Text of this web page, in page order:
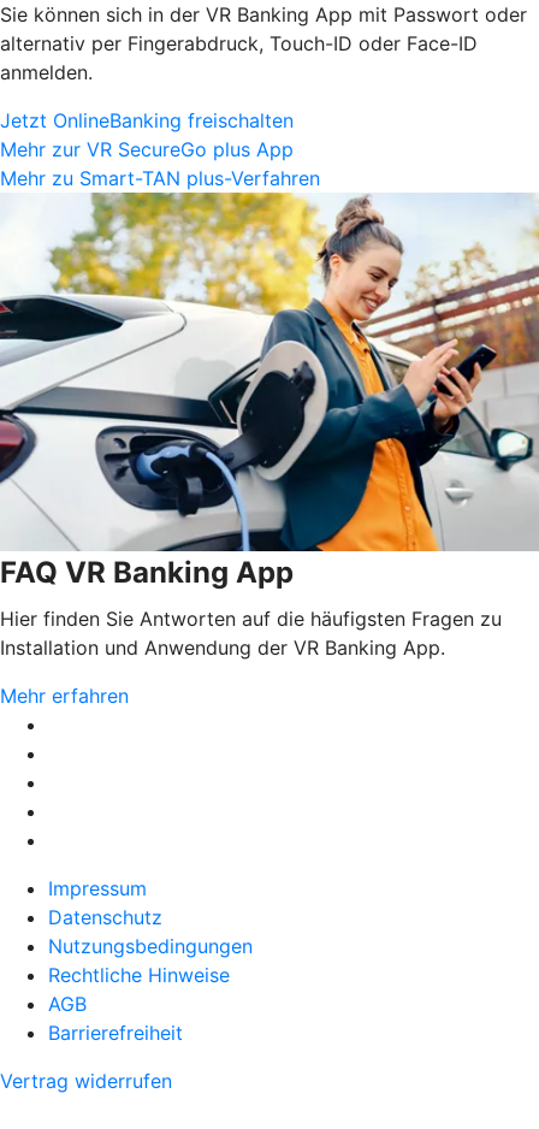
Sie können sich in der VR Banking App mit Passwort oder
alternativ per Fingerabdruck, Touch-ID oder Face-ID
anmelden.
Jetzt OnlineBanking freischalten
Mehr zur VR SecureGo plus App
Mehr zu Smart-TAN plus-Verfahren
FAQ VR Banking App
Hier finden Sie Antworten auf die häufigsten Fragen zu
Installation und Anwendung der VR Banking App.
Mehr erfahren
Impressum
Datenschutz
Nutzungsbedingungen
Rechtliche Hinweise
AGB
Barrierefreiheit
Vertrag widerrufen